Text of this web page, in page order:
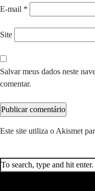
E-mail *
Site
Salvar meus dados neste
comentar.
Este site utiliza o Akismet